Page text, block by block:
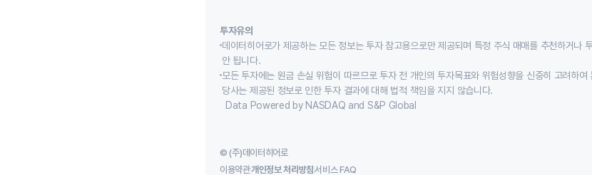
투자유의
데이터히어로가 제공하는 모든 정보는 투자 참고용으로만 제공되며 특정 주식 매매를 추천하거나
안 됩니다.
모든 투자에는 원금 손실 위험이 따르므로 투자 전 개인의 투자목표와 위험성향을 신중히 고려하여
당사는 제공된 정보로 인한 투자 결과에 대해 법적 책임을 지지 않습니다.
Data Powered by NASDAQ and S&P Global
© (주)데이터히어로
이용약관개인정보 처리방침서비스 FAQ